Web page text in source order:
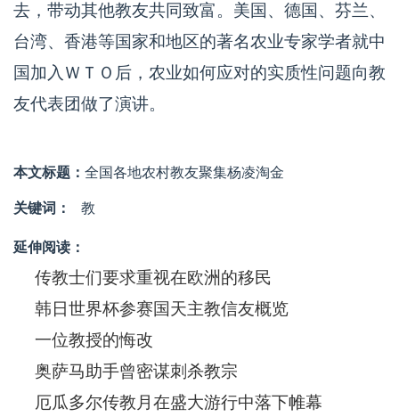
去，带动其他教友共同致富。美国、德国、芬兰、
台湾、香港等国家和地区的著名农业专家学者就中
国加入ＷＴＯ后，农业如何应对的实质性问题向教
友代表团做了演讲。
本文标题： 全国各地农村教友聚集杨凌淘金
关键词： 教
延伸阅读：
传教士们要求重视在欧洲的移民
韩日世界杯参赛国天主教信友概览
一位教授的悔改
奥萨马助手曾密谋刺杀教宗
厄瓜多尔传教月在盛大游行中落下帷幕